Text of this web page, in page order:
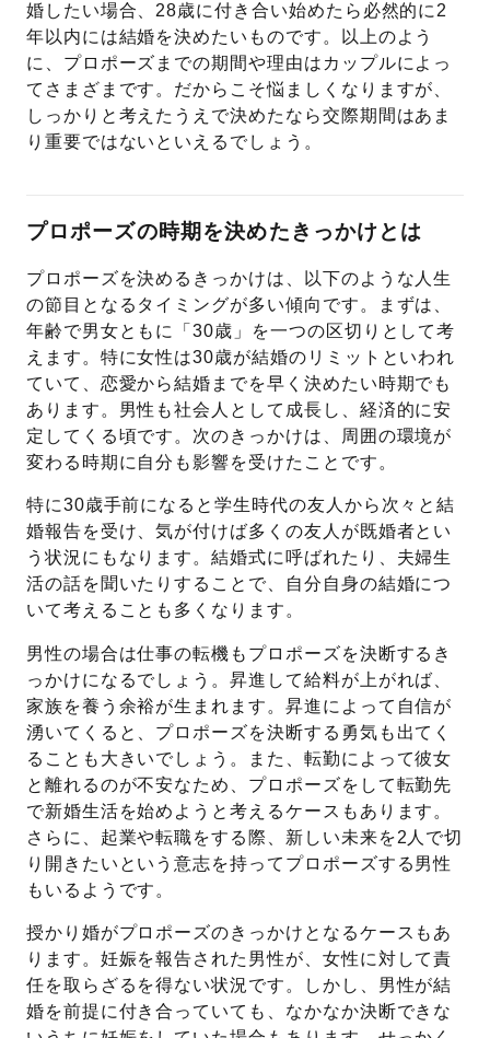
婚したい場合、28歳に付き合い始めたら必然的に2
年以内には結婚を決めたいものです。以上のよう
に、プロポーズまでの期間や理由はカップルによっ
てさまざまです。だからこそ悩ましくなりますが、
しっかりと考えたうえで決めたなら交際期間はあま
り重要ではないといえるでしょう。
プロポーズの時期を決めたきっかけとは
プロポーズを決めるきっかけは、以下のような人生
の節目となるタイミングが多い傾向です。まずは、
年齢で男女ともに「30歳」を一つの区切りとして考
えます。特に女性は30歳が結婚のリミットといわれ
ていて、恋愛から結婚までを早く決めたい時期でも
あります。男性も社会人として成長し、経済的に安
定してくる頃です。次のきっかけは、周囲の環境が
変わる時期に自分も影響を受けたことです。
特に30歳手前になると学生時代の友人から次々と結
婚報告を受け、気が付けば多くの友人が既婚者とい
う状況にもなります。結婚式に呼ばれたり、夫婦生
活の話を聞いたりすることで、自分自身の結婚につ
いて考えることも多くなります。
男性の場合は仕事の転機もプロポーズを決断するき
っかけになるでしょう。昇進して給料が上がれば、
家族を養う余裕が生まれます。昇進によって自信が
湧いてくると、プロポーズを決断する勇気も出てく
ることも大きいでしょう。また、転勤によって彼女
と離れるのが不安なため、プロポーズをして転勤先
で新婚生活を始めようと考えるケースもあります。
さらに、起業や転職をする際、新しい未来を2人で切
り開きたいという意志を持ってプロポーズする男性
もいるようです。
授かり婚がプロポーズのきっかけとなるケースもあ
ります。妊娠を報告された男性が、女性に対して責
任を取らざるを得ない状況です。しかし、男性が結
婚を前提に付き合っていても、なかなか決断できな